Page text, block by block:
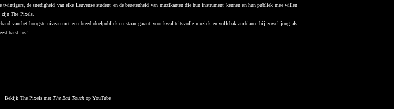
twintigers, de snedigheid van elke Leuvense student en de bezetenheid van muzikanten die hun instrument kennen en hun publiek mee willen
zijn The Pixels.
van het hoogste niveau met een breed doelpubliek en staan garant voor kwaliteitsvolle muziek en vollebak ambiance bij zowel jong als
barst los!
Bekijk The Pixels met The Bad Touch op YouTube